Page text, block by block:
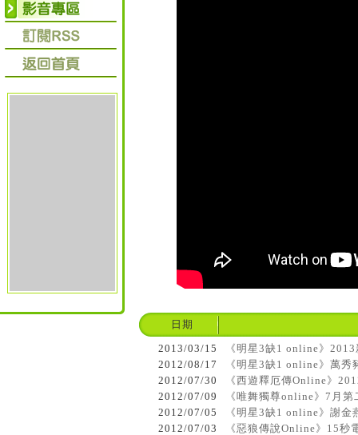
日期
2013/03/15
《明星3缺1 online》
2012/08/17
《明星3缺1 online》萬
2012/07/30
《西遊釋厄傳Online》
2012/07/09
《唯舞獨尊online》7月
2012/07/05
《明星3缺1 online》謝金
2012/07/03
《惡狼傳說Online》15秒